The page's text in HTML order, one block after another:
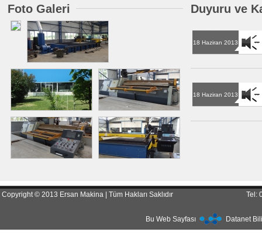
Foto Galeri Duyuru ve
18 Haziran 2013
18 Haziran 2013
Copyright © 2013 Ersan Makina | Tüm Hakları Saklıdır Tel:
Bu Web Sayfası Datanet